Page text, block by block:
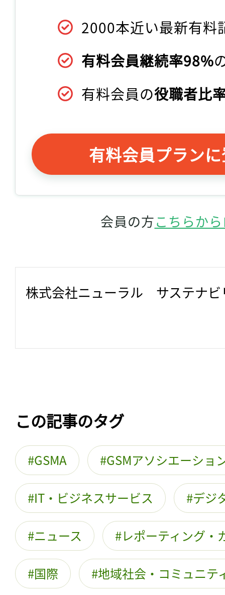
2000本近い最新有料
有料会員継続率98%
有料会員の役職者比
有料会員プラン
会員の方こちらか
株式会社ニューラル　サステナ
この記事のタグ
GSMA GSMアソシエーショ
IT・ビジネスサービス デジ
ニュース レポーティング・
国際 地域社会・コミュニテ